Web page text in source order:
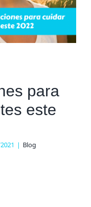
para
este
| Blog